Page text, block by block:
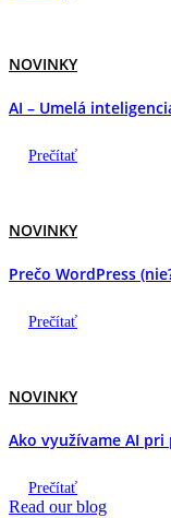
NOVINKY
AI – Umelá
Prečítať
NOVINKY
Prečo WordPress
Prečítať
NOVINKY
Ako využívame AI pri
Prečítať
Read our blog